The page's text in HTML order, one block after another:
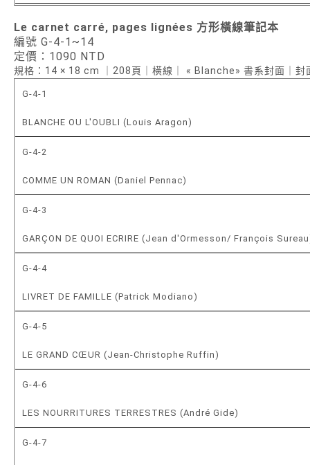
Le carnet carré, pages lignées 方形橫線筆記本
編號 G-4-1~14
定價：1090 NTD
規格：14 × 18 cm ｜208頁｜橫線｜ « Blanche» 書系封面｜封
G-4-1
BLANCHE OU L'OUBLI (Louis Aragon)
G-4-2
COMME UN ROMAN (Daniel Pennac)
G-4-3
GARÇON DE QUOI ECRIRE (Jean d'Ormesson/ François
G-4-4
LIVRET DE FAMILLE (Patrick Modiano)
G-4-5
LE GRAND CŒUR (Jean-Christophe Ruffin)
G-4-6
LES NOURRITURES TERRESTRES (André Gide)
G-4-7